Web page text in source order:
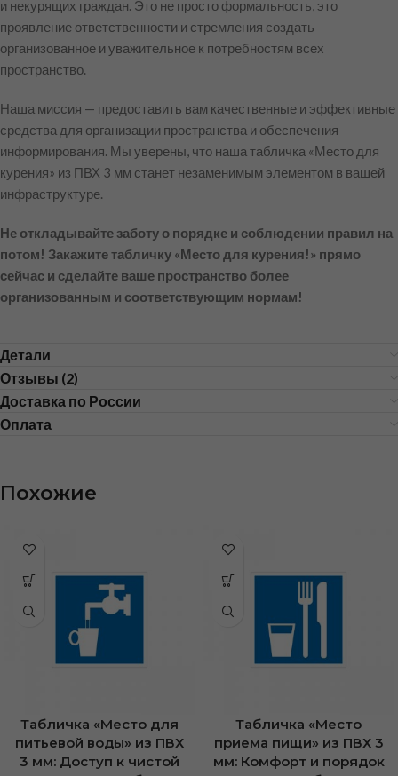
и некурящих граждан. Это не просто формальность, это
проявление ответственности и стремления создать
организованное и уважительное к потребностям всех
пространство.
Наша миссия — предоставить вам качественные и эффективные
средства для организации пространства и обеспечения
информирования. Мы уверены, что наша табличка «Место для
курения» из ПВХ 3 мм станет незаменимым элементом в вашей
инфраструктуре.
Не откладывайте заботу о порядке и соблюдении правил на
потом! Закажите табличку «Место для курения!» прямо
сейчас и сделайте ваше пространство более
организованным и соответствующим нормам!
Детали
Отзывы (2)
Доставка по России
Оплата
Похожие
Табличка «Место для
питьевой воды» из ПВХ
3 мм: Доступ к чистой
Табличка «Место
приема пищи» из ПВХ 3
мм: Комфорт и порядок